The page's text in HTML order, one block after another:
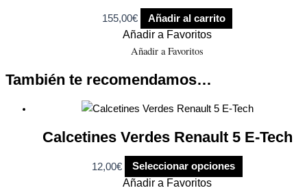
155,00€ Añadir al carrito
Añadir a Favoritos
Añadir a Favoritos
También te recomendamos…
Calcetines Verdes Renault 5 E-Tech
12,00€ Seleccionar opciones
Añadir a Favoritos